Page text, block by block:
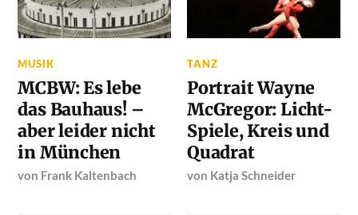
MUSIK
MCBW: Es lebe
das Bauhaus! –
aber leider nicht
in München
von Frank Kaltenbach
TANZ
Portrait Wayne
McGregor: Licht-
Spiele, Kreis und
Quadrat
von Katja Schneider